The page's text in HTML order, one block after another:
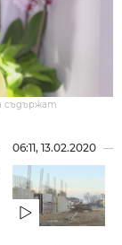
съдържат
06:11, 13.02.2020